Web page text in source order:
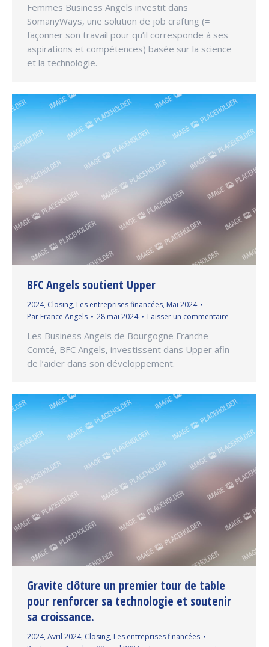
Femmes Business Angels investit dans
SomanyWays, une solution de job crafting (=
façonner son travail pour qu’il corresponde à ses
aspirations et compétences) basée sur la science
et la technologie.
BFC Angels soutient Upper
2024, Closing, Les entreprises financées, Mai 2024
Par France Angels 28 mai 2024 Laisser un commentaire
Les Business Angels de Bourgogne Franche-
Comté, BFC Angels, investissent dans Upper afin
de l’aider dans son développement.
Gravite clôture un premier tour de table
pour renforcer sa technologie et soutenir
sa croissance.
2024, Avril 2024, Closing, Les entreprises financées